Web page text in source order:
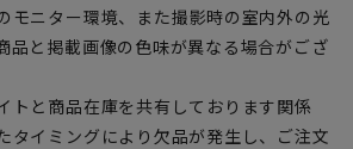
モニター環境、また撮影時の室内外の光
品と掲載画像の色味が異なる場合がござ
と商品在庫を共有しております関係
タイミングにより欠品が発生し、ご注文